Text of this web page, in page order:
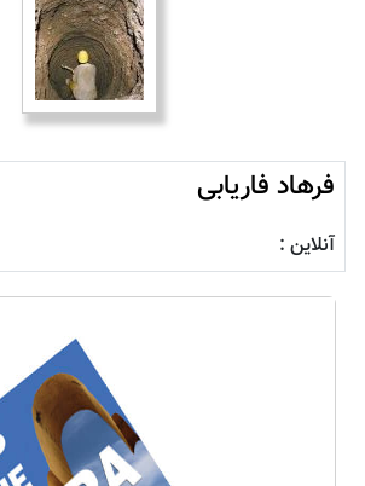
فرهاد فاریابی
آنلاین :